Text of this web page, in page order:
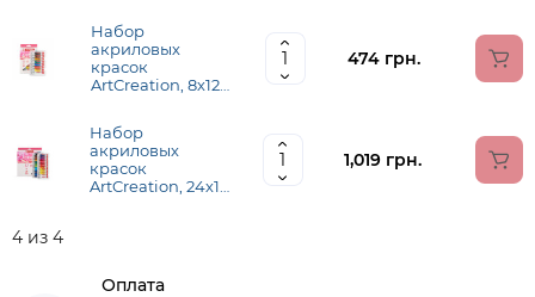
Набор
акриловых
красок
ArtCreation, 8х12
474 грн.
Набор
акриловых
красок
ArtCreation, 24х12
1,019 грн.
4 из 4
Оплата